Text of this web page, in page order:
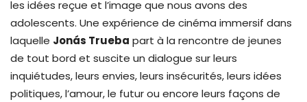
les idées reçue et l’image que nous avons des
adolescents. Une expérience de cinéma immersif dans
laquelle Jonás Trueba part à la rencontre de jeunes
de tout bord et suscite un dialogue sur leurs
inquiétudes, leurs envies, leurs insécurités, leurs idées
politiques, l’amour, le futur ou encore leurs façons de